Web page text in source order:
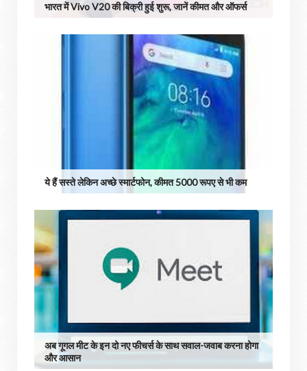
भारत में Vivo V20 की बिक्री हुई शुरू, जानें कीमत और ऑफर्स
ये हैं सस्ते लेकिन अच्छे स्मार्टफोन, कीमत 5000 रूपए से भी कम
अब गूगल मीट के इन दो नए फीचर्स के साथ सवाल-जवाब करना होगा
और आसान